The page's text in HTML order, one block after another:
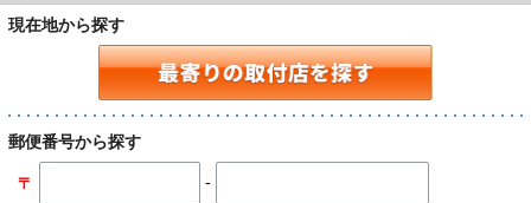
現在地から探す
郵便番号から探す
〒 -